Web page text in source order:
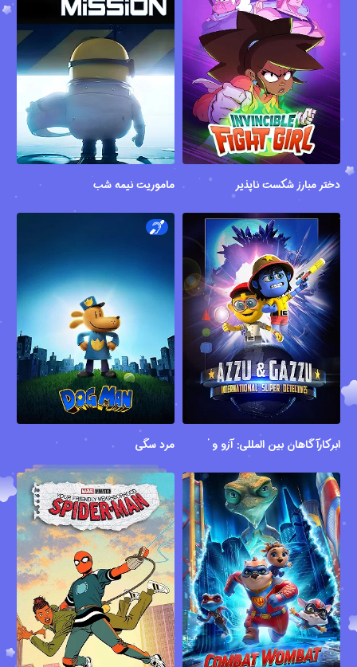
دختر مبارز شکست ناپذیر ماموریت نیمه شب
ابرکارآگاهان بین المللی: آزو و گازو مرد سگی